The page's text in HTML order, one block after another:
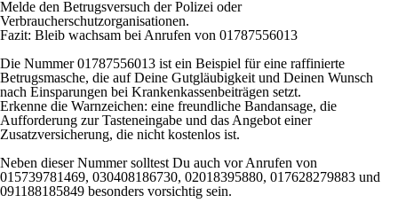
Melde den Betrugsversuch der Polizei oder
Verbraucherschutzorganisationen.
Fazit: Bleib wachsam bei Anrufen von 01787556013
Die Nummer 01787556013 ist ein Beispiel für eine raffinierte
Betrugsmasche, die auf Deine Gutgläubigkeit und Deinen Wunsch
nach Einsparungen bei Krankenkassenbeiträgen setzt.
Erkenne die Warnzeichen: eine freundliche Bandansage, die
Aufforderung zur Tasteneingabe und das Angebot einer
Zusatzversicherung, die nicht kostenlos ist.
Neben dieser Nummer solltest Du auch vor Anrufen von
015739781469, 030408186730, 02018395880, 017628279883 und
091188185849 besonders vorsichtig sein.